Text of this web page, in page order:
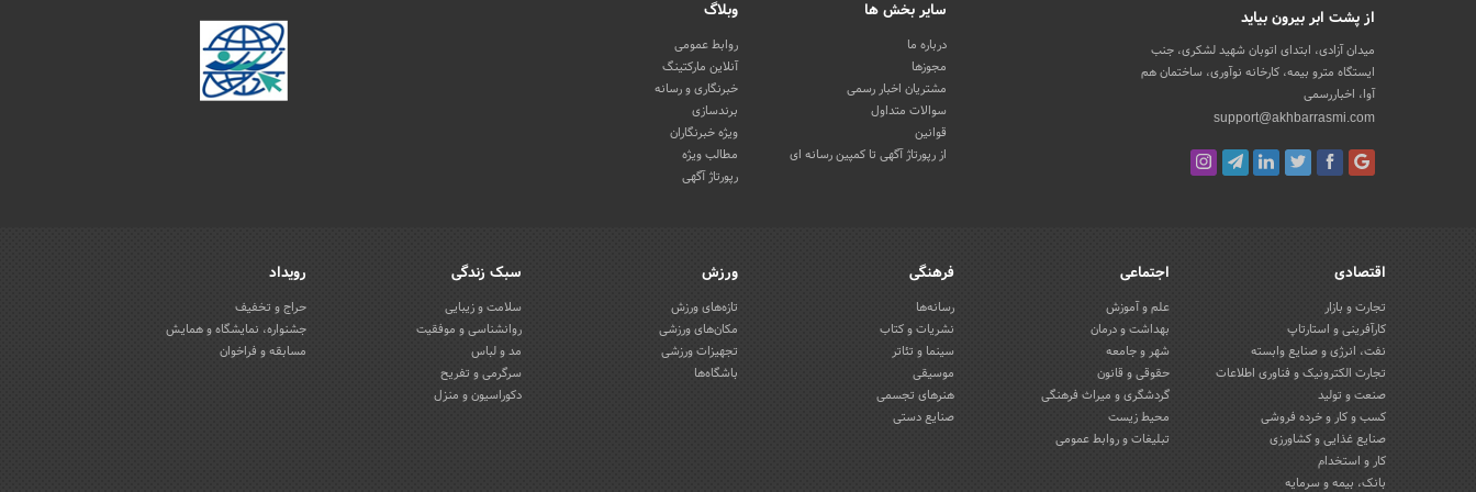
از پشت ابر بیرون بیاید
میدان آزادی، ابتدای اتوبان شهید لشکری، جنب
ایستگاه مترو بیمه، کارخانه نوآوری، ساختمان هم
آوا، اخباررسمی
support@akhbarrasmi.com
سایر بخش ها
درباره ما
مجوزها
مشتریان اخبار رسمی
سوالات متداول
قوانین
از رپورتاژ آگهی تا کمپین رسانه ای
وبلاگ
روابط عمومی
آنلاین مارکتینگ
خبرنگاری و رسانه
برندسازی
ویژه خبرنگاران
مطالب ویژه
رپورتاژ آگهی
اقتصادی
تجارت و بازار
کارآفرینی و استارتاپ
نفت، انرژی و صنایع وابسته
تجارت الکترونیک و فناوری اطلاعات
صنعت و تولید
کسب و کار و خرده فروشی
صنایع غذایی و کشاورزی
کار و استخدام
بانک، بیمه و سرمایه
اجتماعی
علم و آموزش
بهداشت و درمان
شهر و جامعه
حقوقی و قانون
گردشگری و میراث فرهنگی
محیط زیست
تبلیغات و روابط عمومی
فرهنگی
رسانه‌ها
نشریات و کتاب
سینما و تئاتر
موسیقی
هنرهای تجسمی
صنایع دستی
ورزش
تازه‌های ورزش
مکان‌های ورزشی
تجهیزات ورزشی
باشگاه‌ها
سبک زندگی
سلامت و زیبایی
روانشناسی و موفقیت
مد و لباس
سرگرمی و تفریح
دکوراسیون و منزل
رویداد
حراج و تخفیف
جشنواره، نمایشگاه و همایش
مسابقه و فراخوان